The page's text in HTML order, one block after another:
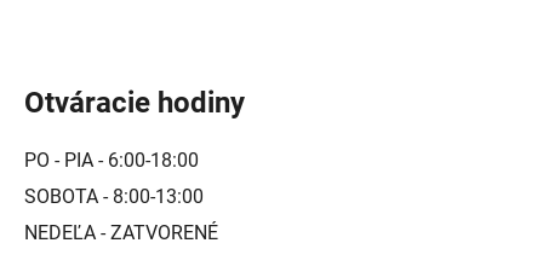
Otváracie hodiny
PO - PIA - 6:00-18:00
SOBOTA - 8:00-13:00
NEDEĽA - ZATVORENÉ